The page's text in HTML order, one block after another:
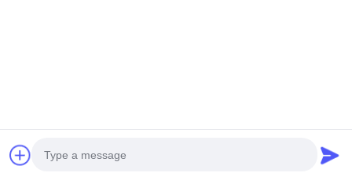
Специальная толщина ПВХ